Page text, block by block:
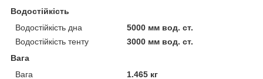
Водостійкість
Водостійкість дна
5000 мм вод. ст.
Водостійкість тенту
3000 мм вод. ст.
Вага
Вага
1.465 кг